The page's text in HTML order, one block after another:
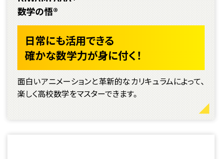
数学の悟®
日常にも活用できる
確かな数学力が身に付く！
面白いアニメーションと革新的なカリキュラムによって、
楽しく高校数学をマスターできます。